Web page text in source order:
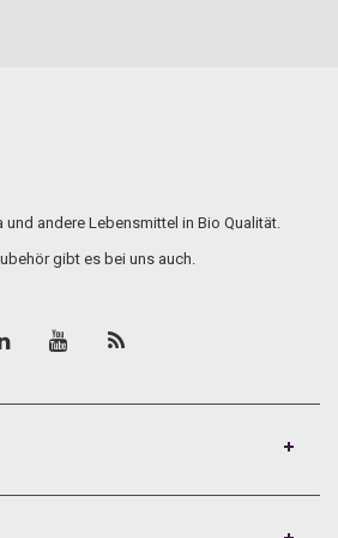
und andere Lebensmittel in Bio Qualität.
gibt es bei uns auch.